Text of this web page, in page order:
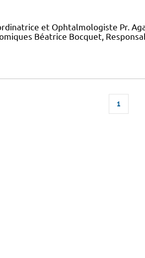
et Ophtalmologiste Pr.
Béatrice Bocquet,
1